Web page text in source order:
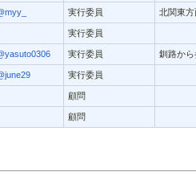
実行委員 北関東
実行委員
実行委員 釧路か
実行委員
顧問
顧問